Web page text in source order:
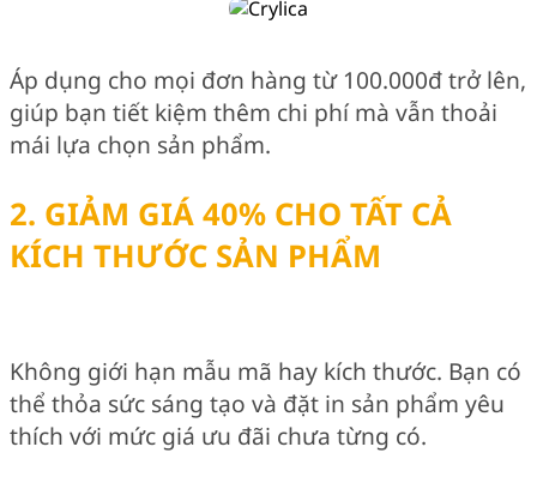
Áp dụng cho mọi đơn hàng từ 100.000đ trở lên,
giúp bạn tiết kiệm thêm chi phí mà vẫn thoải
mái lựa chọn sản phẩm.
2. GIẢM GIÁ 40% CHO TẤT CẢ
KÍCH THƯỚC SẢN PHẨM
Không giới hạn mẫu mã hay kích thước. Bạn có
thể thỏa sức sáng tạo và đặt in sản phẩm yêu
thích với mức giá ưu đãi chưa từng có.